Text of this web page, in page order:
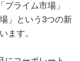
ライム市場」
」という3つの新
ます。